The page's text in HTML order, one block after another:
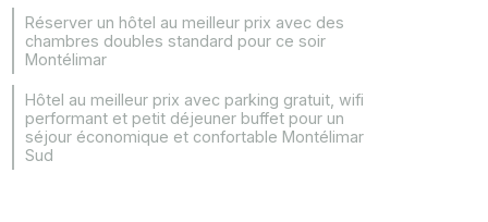
Réserver un hôtel au meilleur prix avec des
chambres doubles standard pour ce soir
Montélimar
Hôtel au meilleur prix avec parking gratuit, wifi
performant et petit déjeuner buffet pour un
séjour économique et confortable Montélimar
Sud